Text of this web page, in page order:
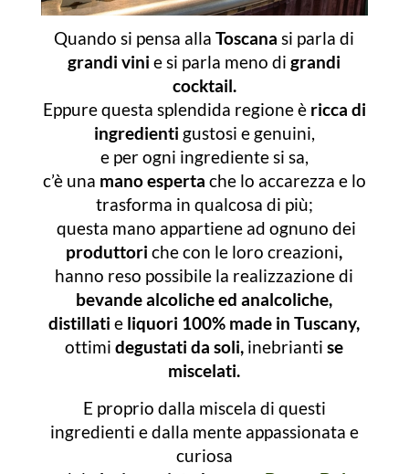
Quando si pensa allaToscana si parla di
grandi vini e si parla meno digrandi
cocktail.
Eppure questa splendida regione è ricca di
ingredienti gustosi e genuini,
e per ogni ingrediente si sa,
c’è una mano esperta che lo accarezza e lo
trasforma in qualcosa di più;
questa mano appartiene ad ognuno dei
produttoriche con le loro creazioni,
hanno reso possibile la realizzazione di
bevande alcoliche ed analcoliche,
distillatie liquori 100% made in Tuscany,
ottimidegustati da soli, inebriantise
miscelati.
E proprio dalla miscela di questi
ingredienti e dalla mente appassionata e
curiosa